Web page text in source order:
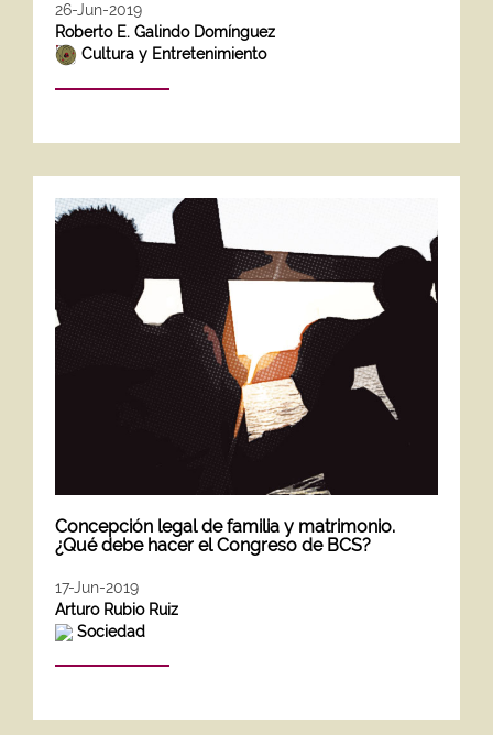
26-Jun-2019
Roberto E. Galindo Domínguez
Cultura y Entretenimiento
Concepción legal de familia y matrimonio.
¿Qué debe hacer el Congreso de BCS?
17-Jun-2019
Arturo Rubio Ruiz
Sociedad